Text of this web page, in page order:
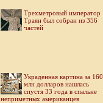
Трехметровый император
Траян был собран из 356
частей
Украденная картина за 160
млн долларов нашлась
спустя 33 года в спальне
неприметных американцев